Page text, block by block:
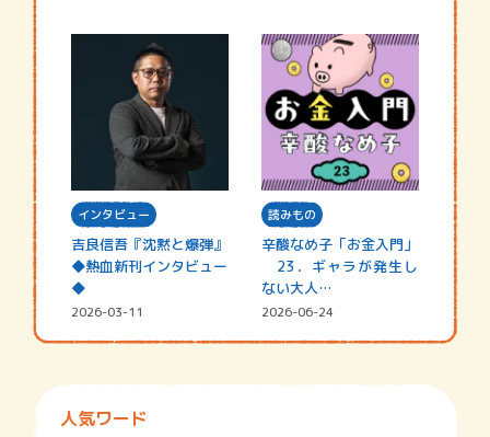
インタビュー
吉良信吾『沈黙と爆弾』
◆熱血新刊インタビュー
◆
2026-03-11
読みもの
辛酸なめ子「お金入門」
23．ギャラが発生し
ない大人…
2026-06-24
人気ワード